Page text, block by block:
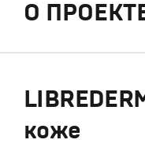
О
коже